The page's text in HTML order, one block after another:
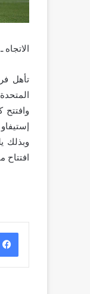
الاتجاه
تأهل
المتحدة
إستيفاو
افتتاح